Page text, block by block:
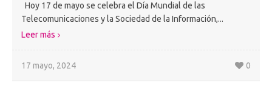
Hoy 17 de mayo se celebra el Día Mundial de las
Telecomunicaciones y la Sociedad de la Información,...
Leer más
17 mayo, 2024 0